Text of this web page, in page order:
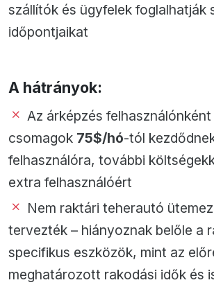
szállítók és ügyfelek foglalhatják
időpontjaikat
A hátrányok:
Az árképzés felhasználónként
csomagok 75$/hó-tól
felhasználóra, további
extra felhasználóért
Nem raktári teherautó
tervezték – hiányoznak belőle a
specifikus eszközök, mint az
meghatározott rakodási idők és